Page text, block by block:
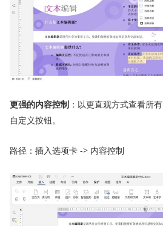
更强的内容控制 ：以更直观方式查看所
自定义按钮。
路径：插入选项卡 -> 内容控制